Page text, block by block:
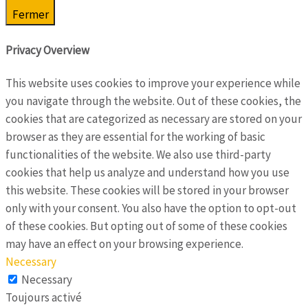
Fermer
Privacy Overview
This website uses cookies to improve your experience while
you navigate through the website. Out of these cookies, the
cookies that are categorized as necessary are stored on your
browser as they are essential for the working of basic
functionalities of the website. We also use third-party
cookies that help us analyze and understand how you use
this website. These cookies will be stored in your browser
only with your consent. You also have the option to opt-out
of these cookies. But opting out of some of these cookies
may have an effect on your browsing experience.
Necessary
Necessary
Toujours activé